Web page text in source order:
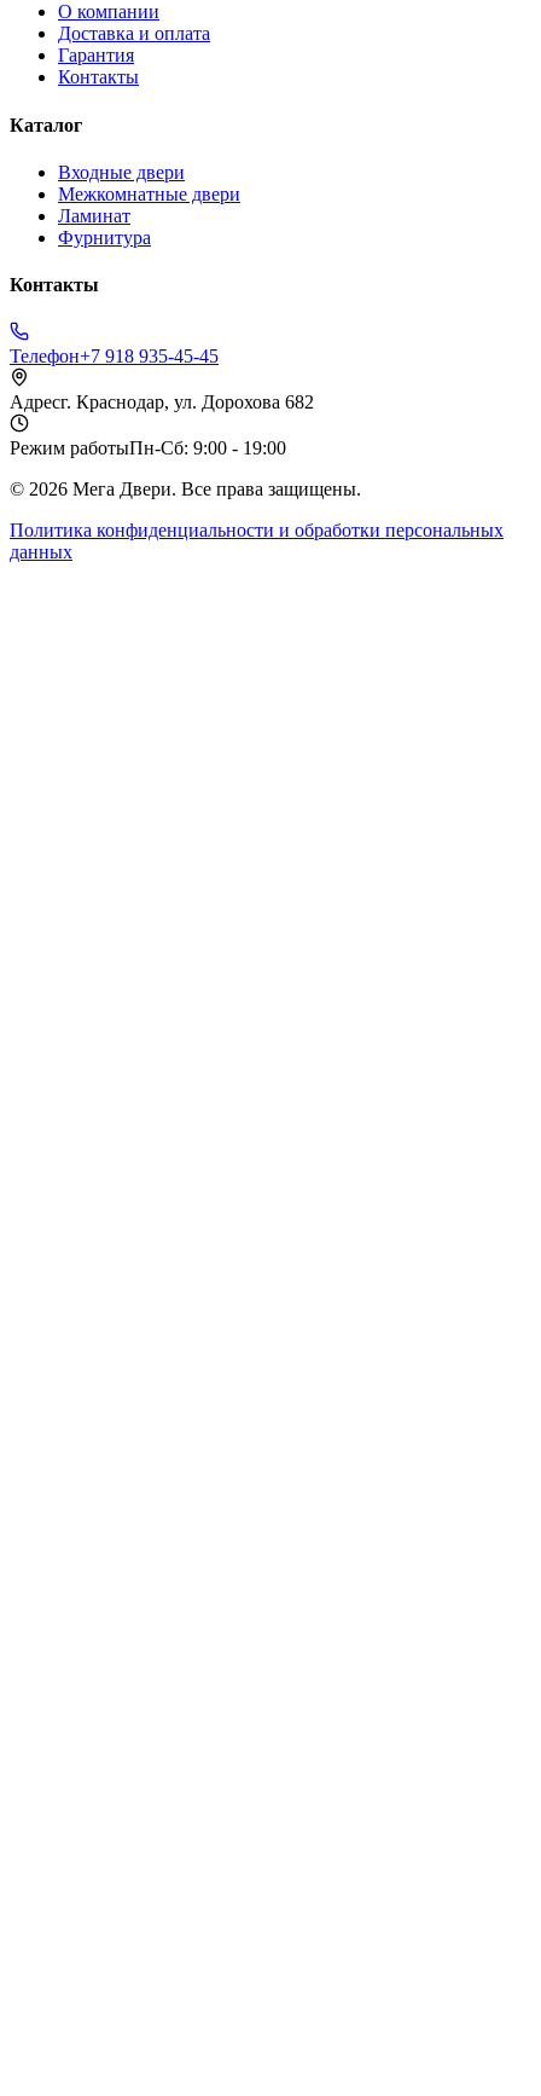
О компании
Доставка и оплата
Гарантия
Контакты
Каталог
Входные двери
Межкомнатные двери
Ламинат
Фурнитура
Контакты
Телефон+7 918 935-45-45
Адресг. Краснодар, ул. Дорохова 682
Режим работыПн-Сб: 9:00 - 19:00
© 2026 Мега Двери. Все права защищены.
Политика конфиденциальности и обработки персональных
данных